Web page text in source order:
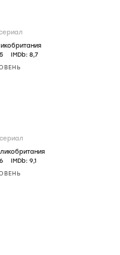
5 IMDb: 8,7
сериал
6 IMDb: 9,1